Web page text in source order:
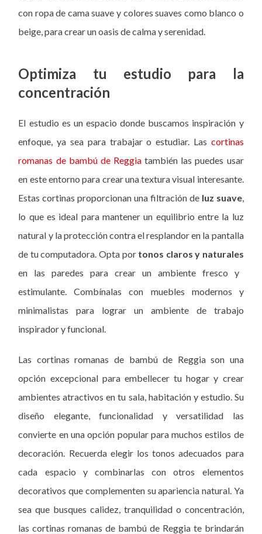
con ropa de cama suave y colores suaves como blanco o
beige, para crear un oasis de calma y serenidad.
Optimiza tu estudio para la
concentración
El estudio es un espacio donde buscamos inspiración y
enfoque, ya sea para trabajar o estudiar. Las cortinas
romanas de bambú de Reggia también las puedes usar
en este entorno para crear una textura visual interesante.
Estas cortinas proporcionan una filtración deluz suave,
lo que es ideal para mantener un equilibrio entre la luz
natural y la protección contra el resplandor en la pantalla
de tu computadora. Opta portonos claros y naturales
en las paredes para crear un ambiente fresco y
estimulante. Combínalas con muebles modernos y
minimalistas para lograr un ambiente de trabajo
inspirador y funcional.
Las cortinas romanas de bambú de Reggia son una
opción excepcional para embellecer tu hogar y crear
ambientes atractivos en tu sala, habitación y estudio. Su
diseño elegante, funcionalidad y versatilidad las
convierte en una opción popular para muchos estilos de
decoración. Recuerda elegir los tonos adecuados para
cada espacio y combinarlas con otros elementos
decorativos que complementen su apariencia natural. Ya
sea que busques calidez, tranquilidad o concentración,
las cortinas romanas de bambú de Reggia te brindarán